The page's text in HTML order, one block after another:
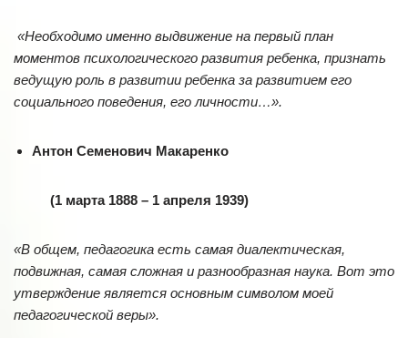
«Необходимо именно выдвижение на первый план
моментов психологического развития ребенка, признать
ведущую роль в развитии ребенка за развитием его
социального поведения, его личности…».
Антон Семенович Макаренко
(1 марта 1888 – 1 апреля 1939)
«В общем, педагогика есть самая диалектическая,
подвижная, самая сложная и разнообразная наука. Вот это
утверждение является основным символом моей
педагогической веры».